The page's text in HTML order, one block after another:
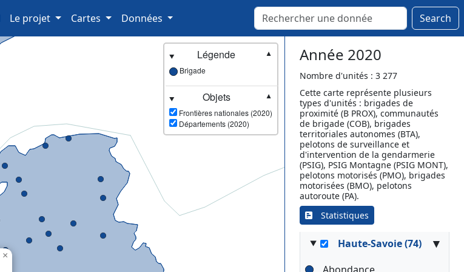
(current)
Le projet Cartes Données Search
×
Légende
▼
Brigade
Objets
▼
Frontières nationales (2020)
Départements (2020)
Année 2020
Nombre d'unités : 3 277
Cette carte représente plusieurs
types d'unités : brigades de
proximité (B PROX), communautés
de brigade (COB), brigades
territoriales autonomes (BTA),
pelotons de surveillance et
d'intervention de la gendarmerie
(PSIG), PSIG Montagne (PSIG MONT),
pelotons motorisés (PMO), brigades
motorisées (BMO), pelotons
autoroute (PA).
Statistiques
Mélisey
Montbozon
Noroy-le-Bourg
Pesmes
Port-sur-Saône
Rioz
Saint-Loup-sur-Semouse
Scey-sur-Saône-et-Saint-
Albin
Vauvillers
Vesoul
Villersexel
Vitrey-sur-Mance
Haute-Savoie (74) ▾